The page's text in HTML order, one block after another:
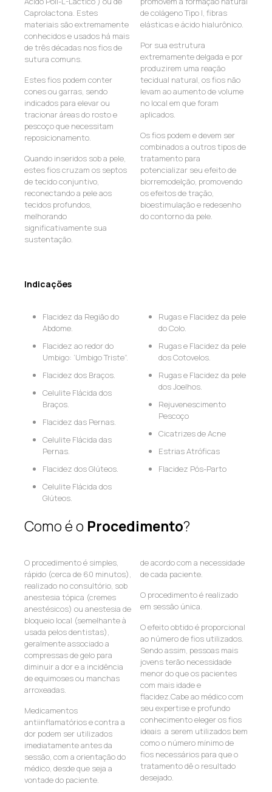
Caprolactona. Estes
materiais são extremamente
conhecidos e usados há mais
de três décadas nos fios de
sutura comuns.
Estes fios podem conter
cones ou garras, sendo
indicados para elevar ou
tracionar áreas do rosto e
pescoço que necessitam
reposicionamento.
Quando inseridos sob a pele,
estes fios cruzam os septos
de tecido conjuntivo,
reconectando a pele aos
tecidos profundos,
melhorando
significativamente sua
sustentação.
de colágeno Tipo I, fibras
elásticas e ácido hialurônico.
Por sua estrutura
extremamente delgada e por
produzirem uma reação
tecidual natural, os fios não
levam ao aumento de volume
no local em que foram
aplicados.
Os fios podem e devem ser
combinados a outros tipos de
tratamento para
potencializar seu efeito de
biorremodelção, promovendo
os efeitos de tração,
bioestimulação e redesenho
do contorno da pele.
Indicações
Flacidez da Região do
Abdome.
Flacidez ao redor do
Umbigo: ‘Umbigo Triste”.
Flacidez dos Braços.
Celulite Flácida dos
Braços.
Flacidez das Pernas.
Celulite Flácida das
Pernas.
Flacidez dos Glúteos.
Celulite Flácida dos
Glúteos.
Rugas e Flacidez da pele
do Colo.
Rugas e Flacidez da pele
dos Cotovelos.
Rugas e Flacidez da pele
dos Joelhos.
Rejuvenescimento
Pescoço
Cicatrizes de Acne
Estrias Atróficas
Flacidez Pós-Parto
Como é o Procedimento?
O procedimento é simples,
rápido (cerca de 60 minutos),
realizado no consultório, sob
anestesia tópica (cremes
anestésicos) ou anestesia de
bloqueio local (semelhante à
usada pelos dentistas),
geralmente associado a
compressas de gelo para
diminuir a dor e a incidência
de equimoses ou manchas
arroxeadas.
Medicamentos
antiinflamatórios e contra a
dor podem ser utilizados
imediatamente antes da
sessão, com a orientação do
médico, desde que seja a
vontade do paciente.
de acordo com a necessidade
de cada paciente.
O procedimento é realizado
em sessão única.
O efeito obtido é proporcional
ao número de fios utilizados.
Sendo assim, pessoas mais
jovens terão necessidade
menor do que os pacientes
com mais idade e
flacidez.Cabe ao médico com
seu expertise e profundo
conhecimento eleger os fios
ideais a serem utilizados bem
como o número mínimo de
fios necessários para que o
tratamento dê o resultado
desejado.